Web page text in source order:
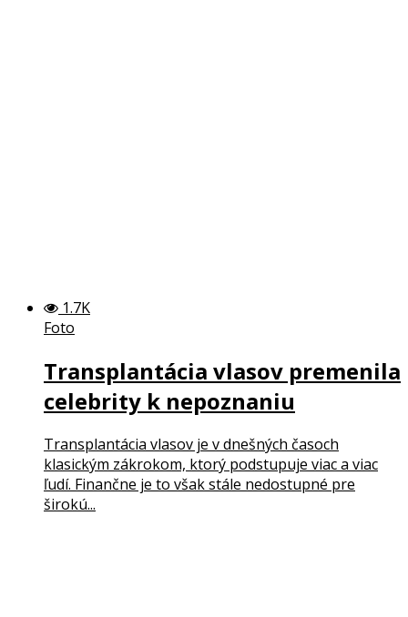
1.7K
Foto
Transplantácia vlasov premenila
celebrity k nepoznaniu
Transplantácia vlasov je v dnešných časoch
klasickým zákrokom, ktorý podstupuje viac a viac
ľudí. Finančne je to však stále nedostupné pre
širokú...